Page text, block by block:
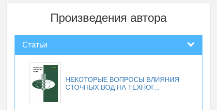
Произведения автора
Статьи
НЕКОТОРЫЕ ВОПРОСЫ ВЛИЯНИЯ
СТОЧНЫХ ВОД НА ТЕХНОГ...